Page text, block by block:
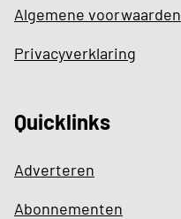
Algemene voorwaarden
Privacyverklaring
Quicklinks
Adverteren
Abonnementen